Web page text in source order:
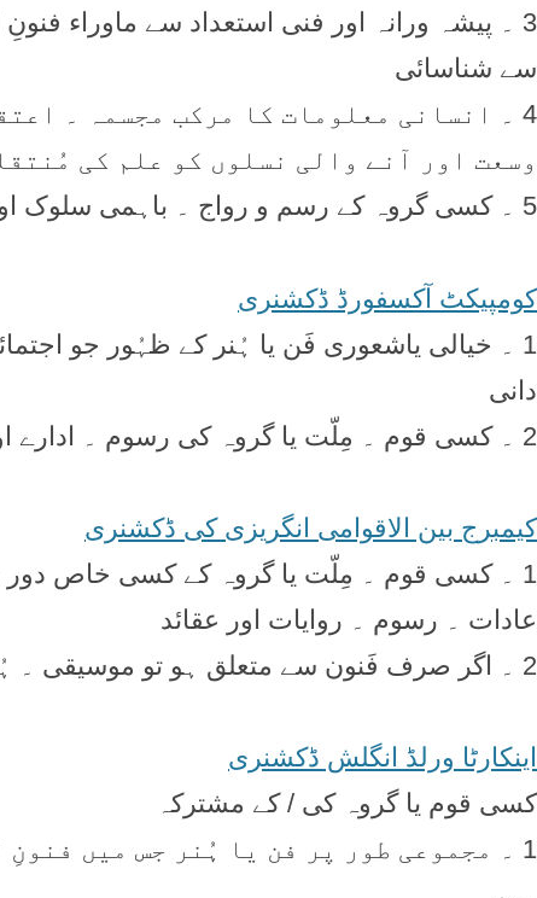
3 ۔ پیشہ ورانہ اور فنی استعداد سے ماوراء
سے شناسائی
4 ۔ انسانی معلومات کا مرکب مجسمہ ۔
وسعت اور آنے والی نسلوں کو علم کی
5 ۔ کسی گروہ کے رسم و رواج ۔ باہمی سلوک اور مادی اوصاف
کومپیکٹ آکسفورڈ ڈکشنری
1 ۔ خیالی یاشعوری فَن یا ہُنر کے ظہُور جو
دانی
2 ۔ کسی قوم ۔ مِلّت یا گروہ کی رسوم ۔ ادارے اور کامرانی
کیمبرج بین الاقوامی انگریزی کی ڈکشنری
1 ۔ کسی قوم ۔ مِلّت یا گروہ کے کسی خاص
عادات ۔ رسوم ۔ روایات اور عقائد
2 ۔ اگر صرف فَنون سے متعلق ہو تو موسیقی ۔ ہُنر ۔ ادبی علوم یا تمثیل گھر
اینکارٹا ورلڈ انگلش ڈکشنری
کسی قوم یا گروہ کی / کے مشترکہ
1 ۔ مجموعی طور پر فن یا ہُنر جس میں